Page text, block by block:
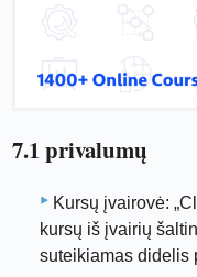
7.1 privalumų
Kursų įvairovė:
kursų iš įvairių
suteikiamas didelis